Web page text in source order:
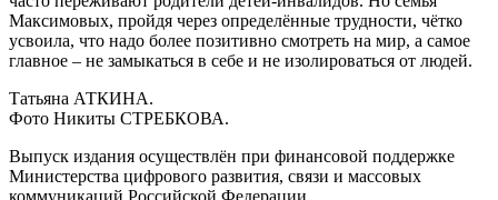
Максимовых, пройдя через определённые трудности, чётко
усвоила, что надо более позитивно смотреть на мир, а самое
главное – не замыкаться в себе и не изолироваться от людей.
Татьяна АТКИНА.
Фото Никиты СТРЕБКОВА.
Выпуск издания осуществлён при финансовой поддержке
Министерства цифрового развития, связи и массовых
коммуникаций Российской Федерации.